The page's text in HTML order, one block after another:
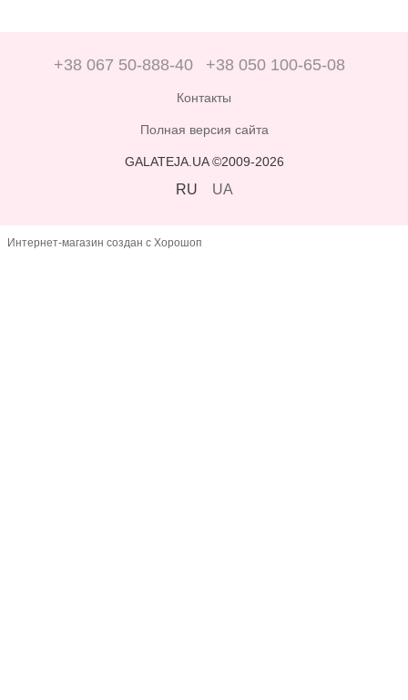
+38 067 50-888-40 +38 050 100-65-08
Контакты
Полная версия сайта
GALATEJA.UA ©2009-2026
RU UA
Интернет-магазин создан с Хорошоп